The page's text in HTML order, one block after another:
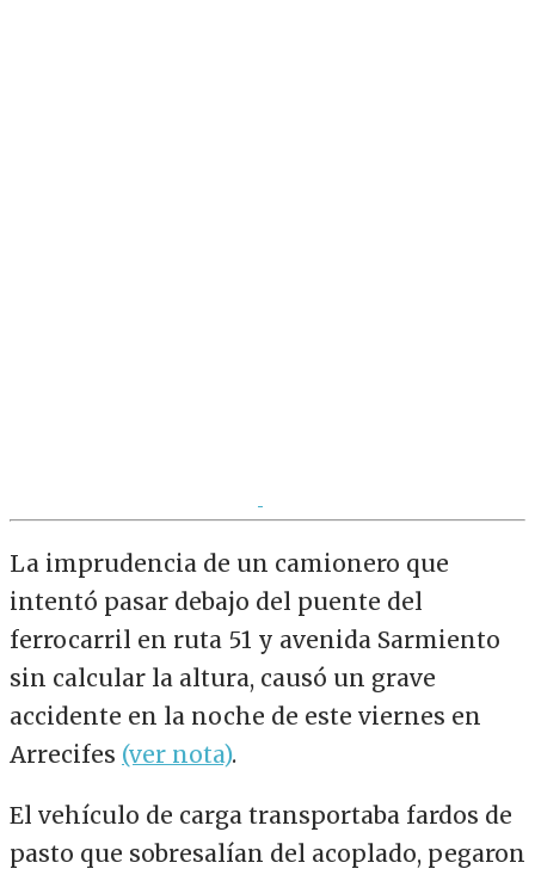
La imprudencia de un camionero que
intentó pasar debajo del puente del
ferrocarril en ruta 51 y avenida Sarmiento
sin calcular la altura, causó un grave
accidente en la noche de este viernes en
Arrecifes (ver nota).
El vehículo de carga transportaba fardos de
pasto que sobresalían del acoplado, pegaron